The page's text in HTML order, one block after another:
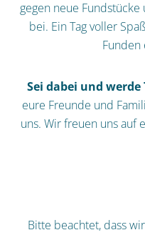
gegen neue
bei. Ein Tag voller
Funden
Sei dabei und
eure Freunde und
uns. Wir freuen uns auf
Bitte beachtet, dass